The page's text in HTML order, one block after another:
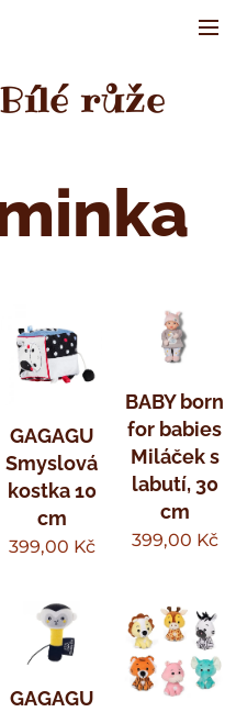
růže
GAGAGU
Smyslová
kostka 10
cm
399,00 Kč
BABY born
for babies
Miláček s
labutí, 30
cm
399,00 Kč
GAGAGU